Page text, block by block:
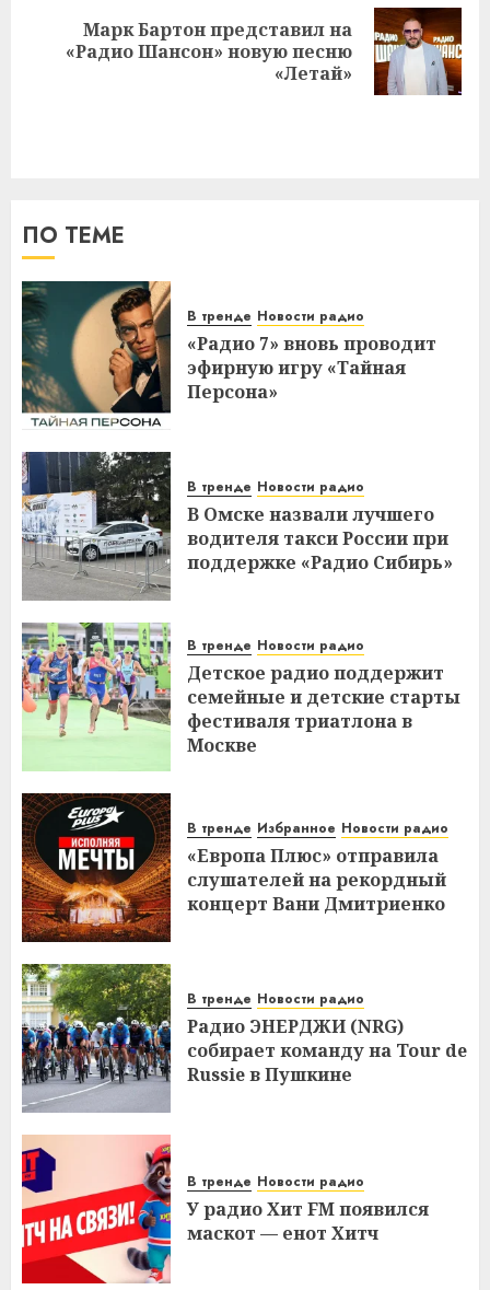
Следующая
Марк Бартон представил на
«Радио Шансон» новую песню
«Летай»
ПО ТЕМЕ
В тренде Новости радио
«Радио 7» вновь проводит
эфирную игру «Тайная
Персона»
В тренде Новости радио
В Омске назвали лучшего
водителя такси России при
поддержке «Радио Сибирь»
В тренде Новости радио
Детское радио поддержит
семейные и детские старты
фестиваля триатлона в
Москве
В тренде Избранное Новости радио
«Европа Плюс» отправила
слушателей на рекордный
концерт Вани Дмитриенко
В тренде Новости радио
Радио ЭНЕРДЖИ (NRG)
собирает команду на Tour de
Russie в Пушкине
В тренде Новости радио
У радио Хит FM появился
маскот — енот Хитч